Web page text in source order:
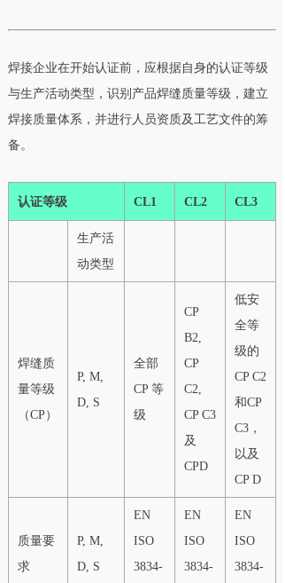
焊接企业在开始认证前，应根据自身的认证等级
与生产活动类型，识别产品焊缝质量等级，建立
焊接质量体系，并进行人员资质及工艺文件的筹
备。
认证等级 CL1 CL2 CL3
生产活
动类型
焊缝质
量等级
（CP）
P, M,
D, S
全部
CP 等
级
CP
B2,
CP
C2,
CP C3
及
CPD
低安
全等
级的
CP C2
和CP
C3，
以及
CP D
质量要
求
P, M,
D, S
EN
ISO
3834-
EN
ISO
3834-
EN
ISO
3834-